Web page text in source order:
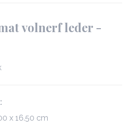
volnerf leder -
x 16.50 cm